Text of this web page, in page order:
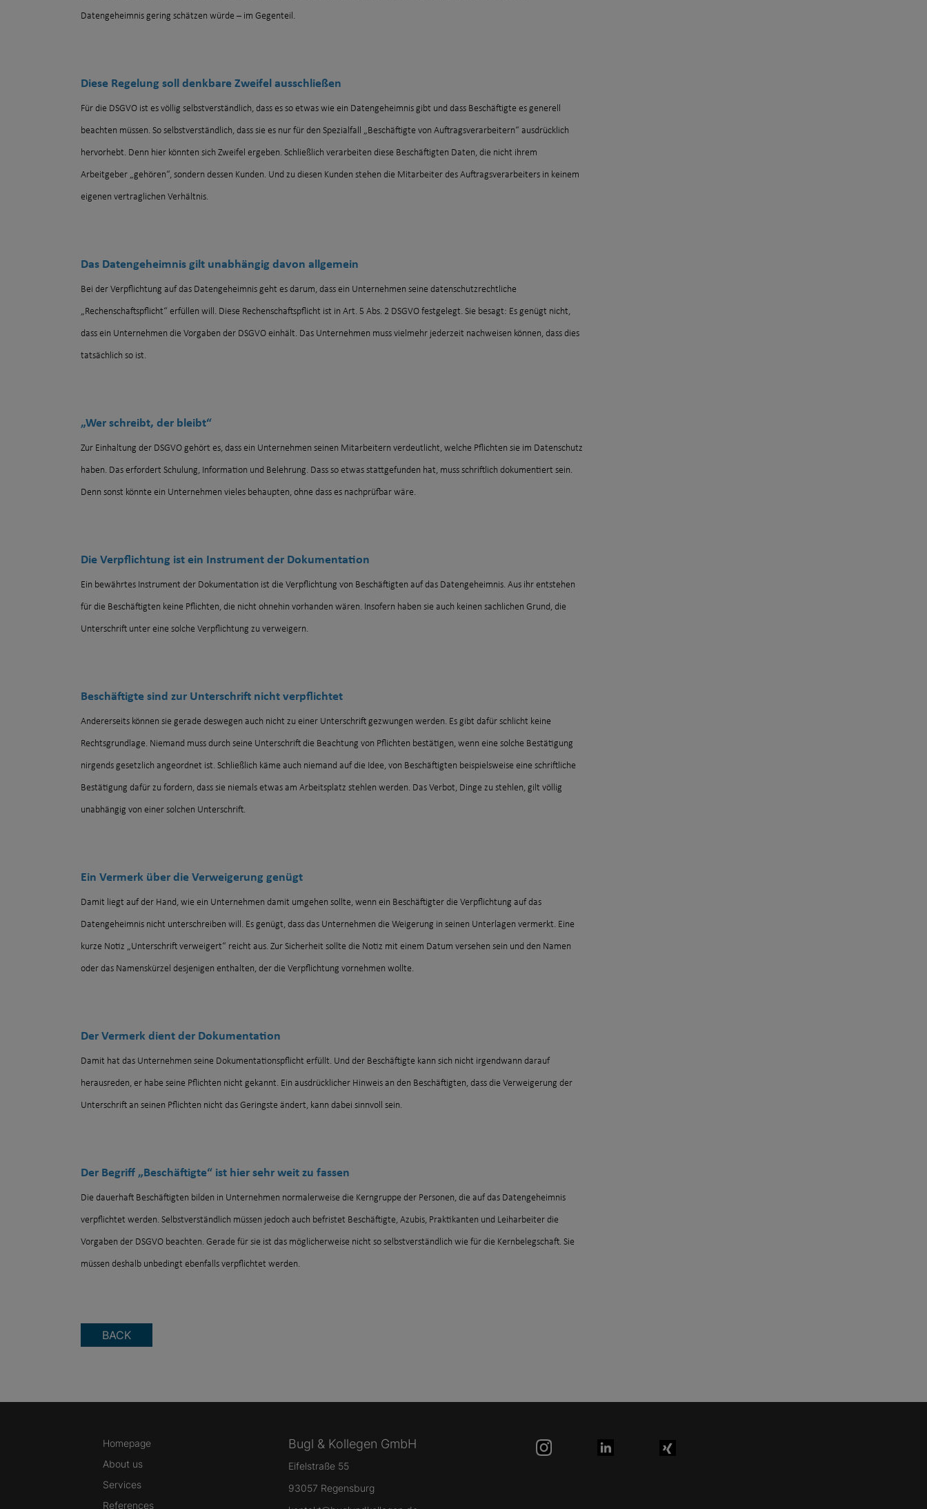
Datengeheimnis gering schätzen würde – im Gegenteil.
Diese Regelung soll denkbare Zweifel ausschließen
Für die DSGVO ist es völlig selbstverständlich, dass es so etwas wie ein Datengeheimnis gibt und dass Beschäftigte es generell
beachten müssen. So selbstverständlich, dass sie es nur für den Spezialfall „Beschäftigte von Auftragsverarbeitern“ ausdrücklich
hervorhebt. Denn hier könnten sich Zweifel ergeben. Schließlich verarbeiten diese Beschäftigten Daten, die nicht ihrem
Arbeitgeber „gehören“, sondern dessen Kunden. Und zu diesen Kunden stehen die Mitarbeiter des Auftragsverarbeiters in keinem
eigenen vertraglichen Verhältnis.
Das Datengeheimnis gilt unabhängig davon allgemein
Bei der Verpflichtung auf das Datengeheimnis geht es darum, dass ein Unternehmen seine datenschutzrechtliche
„Rechenschaftspflicht“ erfüllen will. Diese Rechenschaftspflicht ist in Art. 5 Abs. 2 DSGVO festgelegt. Sie besagt: Es genügt nicht,
dass ein Unternehmen die Vorgaben der DSGVO einhält. Das Unternehmen muss vielmehr jederzeit nachweisen können, dass dies
tatsächlich so ist.
„Wer schreibt, der bleibt“
Zur Einhaltung der DSGVO gehört es, dass ein Unternehmen seinen Mitarbeitern verdeutlicht, welche Pflichten sie im Datenschutz
haben. Das erfordert Schulung, Information und Belehrung. Dass so etwas stattgefunden hat, muss schriftlich dokumentiert sein.
Denn sonst könnte ein Unternehmen vieles behaupten, ohne dass es nachprüfbar wäre.
Die Verpflichtung ist ein Instrument der Dokumentation
Ein bewährtes Instrument der Dokumentation ist die Verpflichtung von Beschäftigten auf das Datengeheimnis. Aus ihr entstehen
für die Beschäftigten keine Pflichten, die nicht ohnehin vorhanden wären. Insofern haben sie auch keinen sachlichen Grund, die
Unterschrift unter eine solche Verpflichtung zu verweigern.
Beschäftigte sind zur Unterschrift nicht verpflichtet
Andererseits können sie gerade deswegen auch nicht zu einer Unterschrift gezwungen werden. Es gibt dafür schlicht keine
Rechtsgrundlage. Niemand muss durch seine Unterschrift die Beachtung von Pflichten bestätigen, wenn eine solche Bestätigung
nirgends gesetzlich angeordnet ist. Schließlich käme auch niemand auf die Idee, von Beschäftigten beispielsweise eine schriftliche
Bestätigung dafür zu fordern, dass sie niemals etwas am Arbeitsplatz stehlen werden. Das Verbot, Dinge zu stehlen, gilt völlig
unabhängig von einer solchen Unterschrift.
Ein Vermerk über die Verweigerung genügt
Damit liegt auf der Hand, wie ein Unternehmen damit umgehen sollte, wenn ein Beschäftigter die Verpflichtung auf das
Datengeheimnis nicht unterschreiben will. Es genügt, dass das Unternehmen die Weigerung in seinen Unterlagen vermerkt. Eine
kurze Notiz „Unterschrift verweigert“ reicht aus. Zur Sicherheit sollte die Notiz mit einem Datum versehen sein und den Namen
oder das Namenskürzel desjenigen enthalten, der die Verpflichtung vornehmen wollte.
Der Vermerk dient der Dokumentation
Damit hat das Unternehmen seine Dokumentationspflicht erfüllt. Und der Beschäftigte kann sich nicht irgendwann darauf
herausreden, er habe seine Pflichten nicht gekannt. Ein ausdrücklicher Hinweis an den Beschäftigten, dass die Verweigerung der
Unterschrift an seinen Pflichten nicht das Geringste ändert, kann dabei sinnvoll sein.
Der Begriff „Beschäftigte“ ist hier sehr weit zu fassen
Die dauerhaft Beschäftigten bilden in Unternehmen normalerweise die Kerngruppe der Personen, die auf das Datengeheimnis
verpflichtet werden. Selbstverständlich müssen jedoch auch befristet Beschäftigte, Azubis, Praktikanten und Leiharbeiter die
Vorgaben der DSGVO beachten. Gerade für sie ist das möglicherweise nicht so selbstverständlich wie für die Kernbelegschaft. Sie
müssen deshalb unbedingt ebenfalls verpflichtet werden.
BACK
Homepage
About us
Services
References
Bugl & Kollegen GmbH
Eifelstraße 55
93057 Regensburg